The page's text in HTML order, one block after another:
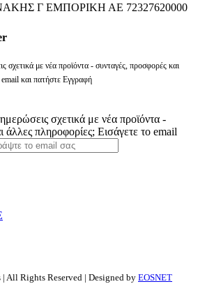
Γ ΕΜΠΟΡΙΚΗ ΑΕ 72327620000
σχετικά με νέα προϊόντα - συνταγές, προσφορές και
και πατήστε Εγγραφή
σχετικά με νέα προϊόντα -
άλλες πληροφορίες; Εισάγετε το email
All Rights Reserved | Designed by EOSNET